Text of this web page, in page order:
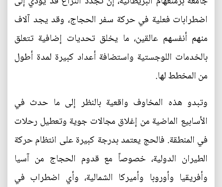
اضطرابات فعلية في حركة سفر الحجاج، وقد يجد آلاف
منهم أنفسهم عالقين، ما يخلق تحديات إضافية تتعلق
بالخدمات اللوجستية واستضافة أعداد كبيرة لمدة أطول
من المخطط لها.
وتبدو هذه المخاوف واقعية بالنظر إلى ما حدث في
الأسابيع الماضية من إغلاق مجالات جوية وتعطيل رحلات
في المنطقة. فالحج يعتمد بدرجة كبيرة على انتظام حركة
الطيران الدولية، خصوصاً مع قدوم الحجاج من آسيا
وأفريقيا وأوروبا وأميركا الشمالية، وأي اضطراب في